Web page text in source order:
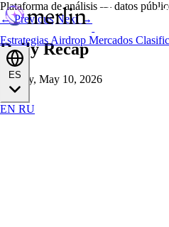
Estrategias Airdrop Mercados
EN RU
Plataforma de análisis — datos
← Previous Next →
Daily Recap
Sunday, May 10, 2026